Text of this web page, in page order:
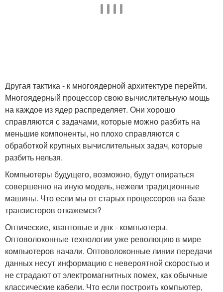
Другая тактика - к многоядерной архитектуре перейти.
Многоядерный процессор свою вычислительную мощь
на каждое из ядер распределяет. Они хорошо
справляются с задачами, которые можно разбить на
меньшие компоненты, но плохо справляются с
обработкой крупных вычислительных задач, которые
разбить нельзя.
Компьютеры будущего, возможно, будут опираться
совершенно на иную модель, нежели традиционные
машины. Что если мы от старых процессоров на базе
транзисторов откажемся?
Оптические, квантовые и днк - компьютеры.
Оптоволоконные технологии уже революцию в мире
компьютеров начали. Оптоволоконные линии передачи
данных несут информацию с невероятной скоростью и
не страдают от электромагнитных помех, как обычные
классические кабели. Что если построить компьютер,